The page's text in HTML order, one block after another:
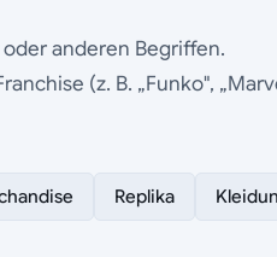
anderen Begriffen.
(z. B. „Funko",
Replika